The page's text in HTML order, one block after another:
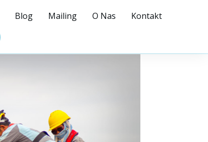
Blog Mailing O Nas Kontakt